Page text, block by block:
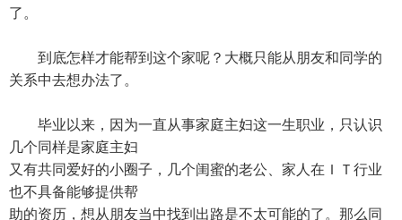
了。
到底怎样才能帮到这个家呢？大概只能从朋友和同学的
关系中去想办法了。
毕业以来，因为一直从事家庭主妇这一生职业，只认识
几个同样是家庭主妇
又有共同爱好的小圈子，几个闺蜜的老公、家人在ＩＴ行业
也不具备能够提供帮
助的资历，想从朋友当中找到出路是不太可能的了。那么同